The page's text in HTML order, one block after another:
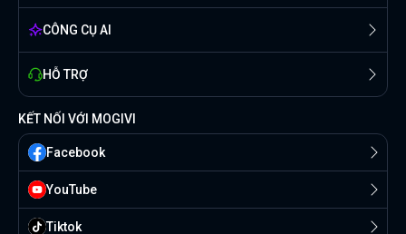
CÔNG CỤ AI
HỖ TRỢ
KẾT NỐI VỚI MOGIVI
Facebook
YouTube
Tiktok